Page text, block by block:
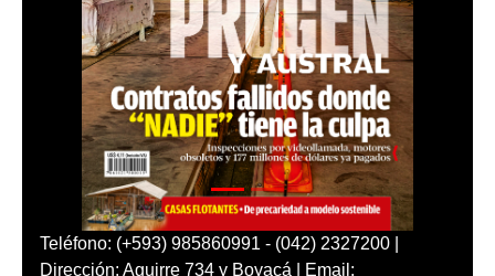
Teléfono: (+593) 985860991 - (042) 2327200 |
Dirección: Aguirre 734 y Boyacá | Email: